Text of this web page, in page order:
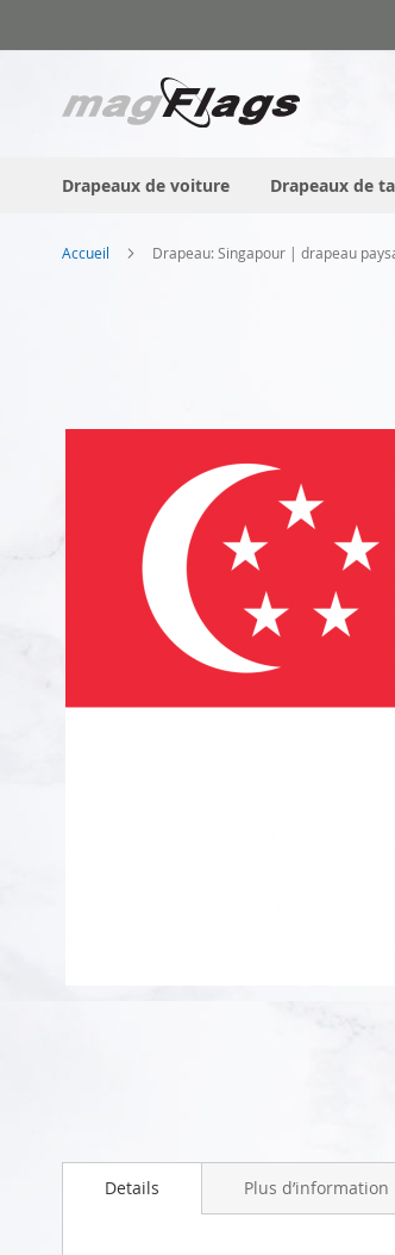
au
Drapeaux de voiture Drapeaux de
Accueil Drapeau: Singapour | drapeau
to
Details Plus d’information